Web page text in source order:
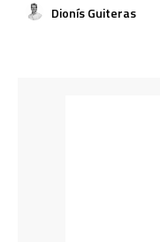
Dionís Guiteras